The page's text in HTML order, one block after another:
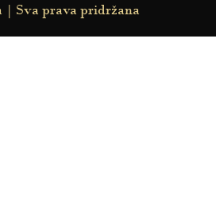
| Sva prava pridržana